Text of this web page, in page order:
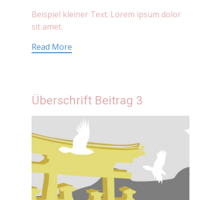
Beispiel kleiner Text. Lorem ipsum dolor
sit amet.
Read More
Überschrift Beitrag 3